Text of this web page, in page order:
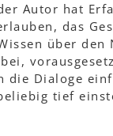
Autor hat
das
über den
die Dialoge
tief